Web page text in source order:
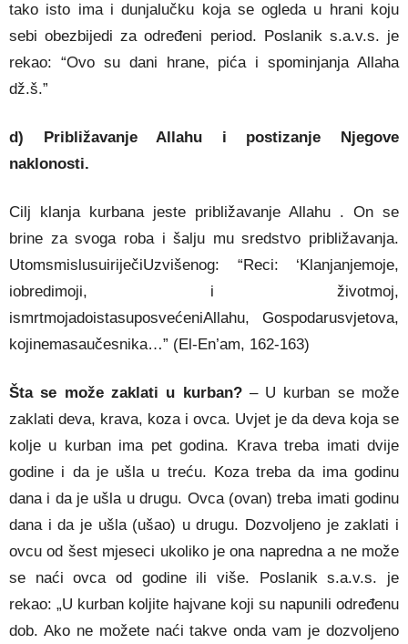
tako isto ima i dunjalučku koja se ogleda u hrani koju
sebi obezbijedi za određeni period. Poslanik s.a.v.s. je
rekao: “Ovo su dani hrane, pića i spominjanja Allaha
dž.š.”
d) Približavanje Allahu i postizanje Njegove
naklonosti.
Cilj klanja kurbana jeste približavanje Allahu . On se
brine za svoga roba i šalju mu sredstvo približavanja.
UtomsmislusuiriječiUzvišenog: “Reci: ‘Klanjanjemoje,
iobredimoji, i životmoj,
ismrtmojadoistasuposvećeniAllahu, Gospodarusvjetova,
kojinemasaučesnika…” (El-En’am, 162-163)
Šta se može zaklati u kurban?– U kurban se može
zaklati deva, krava, koza i ovca. Uvjet je da deva koja se
kolje u kurban ima pet godina. Krava treba imati dvije
godine i da je ušla u treću. Koza treba da ima godinu
dana i da je ušla u drugu. Ovca (ovan) treba imati godinu
dana i da je ušla (ušao) u drugu. Dozvoljeno je zaklati i
ovcu od šest mjeseci ukoliko je ona napredna a ne može
se naći ovca od godine ili više. Poslanik s.a.v.s. je
rekao: „U kurban koljite hajvane koji su napunili određenu
dob. Ako ne možete naći takve onda vam je dozvoljeno